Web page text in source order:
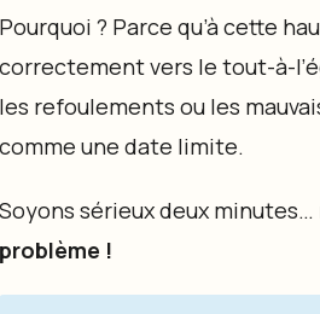
Pourquoi ? Parce qu’à cette
correctement vers le tout-à-
les refoulements ou les
comme une date limite.
Soyons sérieux deux minutes…
problème !